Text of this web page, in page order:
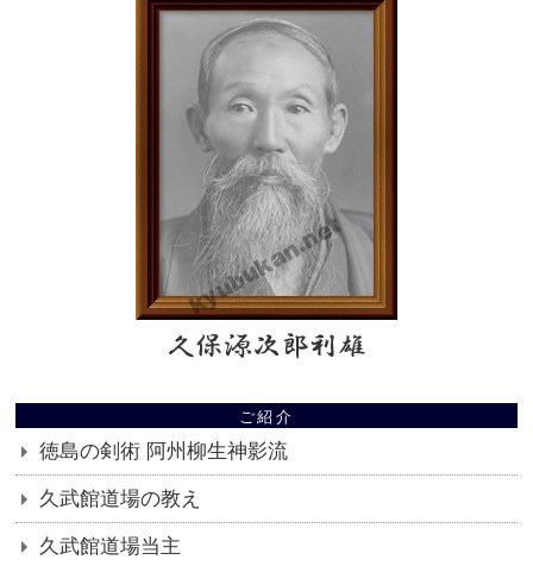
ご紹介
徳島の剣術 阿州柳生神影流
久武館道場の教え
久武館道場当主